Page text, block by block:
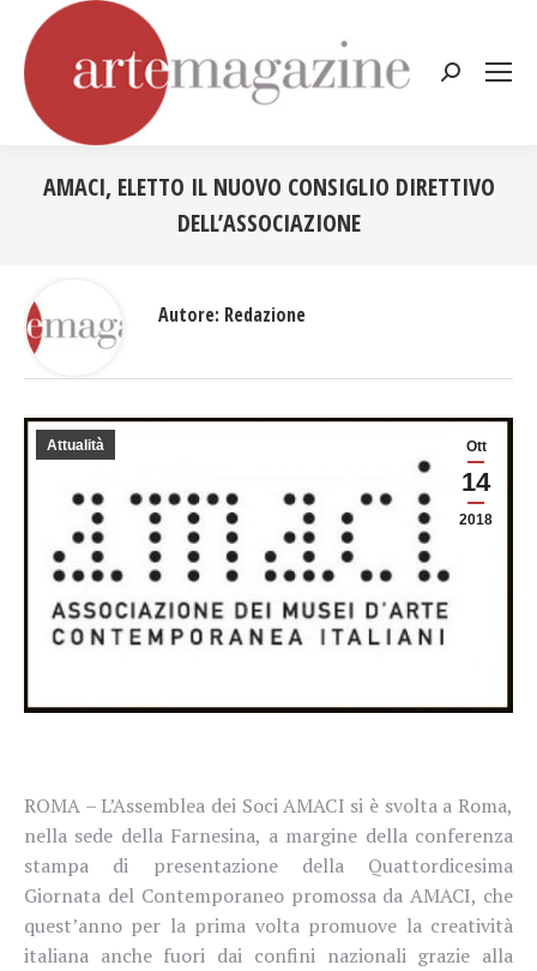
Cerca:
AMACI, ELETTO IL NUOVO CONSIGLIO DIRETTIVO
DELL’ASSOCIAZIONE
Ott
14
2018
Attualità
ROMA – L’Assemblea dei Soci AMACI si è svolta a Roma,
nella sede della Farnesina, a margine della conferenza
stampa di presentazione della Quattordicesima
Giornata del Contemporaneo promossa da AMACI, che
quest’anno per la prima volta promuove la creatività
italiana anche fuori dai confini nazionali grazie alla
Autore: Redazione